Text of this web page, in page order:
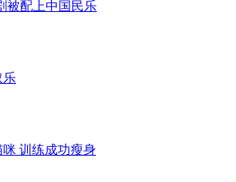
翻车
植树
被配上中国民乐
乐
训练成功瘦身